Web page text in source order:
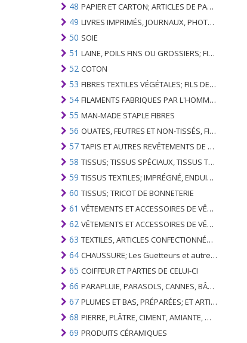
48 PAPIER ET CARTON; ARTICLES DE PATE A PAPIER, DE PAPIER OU DE CARTON
49 LIVRES IMPRIMÉS, JOURNAUX, PHOTOS ET AUTRES PRODUITS DE L'INDUSTRIE DE L'IMPRIMERIE; MANUSCRITS, TYPESCRIPTS ET PLANS
50 SOIE
51 LAINE, POILS FINS OU GROSSIERS; FIL DE CHEVAL ET TISSU TISSÉ
52 COTON
53 FIBRES TEXTILES VÉGÉTALES; FILS DE PAPIER ET TISSUS DE FILS DE PAPIER
54 FILAMENTS FABRIQUES PAR L'HOMME; BANDES ET SIMILAIRES DE MATIERES TEXTILES SYNTHETIQUES
55 MAN-MADE STAPLE FIBRES
56 OUATES, FEUTRES ET NON-TISSÉS, FILS SPÉCIAUX; FICELLES, CORDES, CORDES, CÂBLES ET ARTICLES ASSOCIÉS
57 TAPIS ET AUTRES REVÊTEMENTS DE SOLS TEXTILES
58 TISSUS; TISSUS SPÉCIAUX, TISSUS TEXTILES TUFTED, DENTELLE, TAPISSERIES, GARNITURES, BRODERIES
59 TISSUS TEXTILES; IMPRÉGNÉ, ENDUIT, COUVERT OU LAMINÉ; ARTICLES TEXTILES D'UN TYPE ADAPTÉ À L'USAGE INDUSTRIEL
60 TISSUS; TRICOT DE BONNETERIE
61 VÊTEMENTS ET ACCESSOIRES DE VÊTEMENTS; TRICOT DE BONNETERIE
62 VÊTEMENTS ET ACCESSOIRES DE VÊTEMENTS; NON BONNETERIE
63 TEXTILES, ARTICLES CONFECTIONNÉS; SETS; VÊTEMENTS PORTÉS ET ARTICLES TEXTILES USÉS; RAGS
64 CHAUSSURE; Les Guetteurs et autres; PARTIES DE CES ARTICLES
65 COIFFEUR ET PARTIES DE CELUI-CI
66 PARAPLUIE, PARASOLS, CANNES, BÂTONNETS, FOUETS, PLANTES DE CONDUITE; ET LEURS PARTIES
67 PLUMES ET BAS, PRÉPARÉES; ET ARTICLES EN PLUME OU EN BAS; FLEURS ARTIFICIELLES; ARTICLES DE CHEVEUX HUMAINS
68 PIERRE, PLÂTRE, CIMENT, AMIANTE, MICA OU MATÉRIEL SIMILAIRE; ARTICLES DE CELUI-CI
69 PRODUITS CÉRAMIQUES